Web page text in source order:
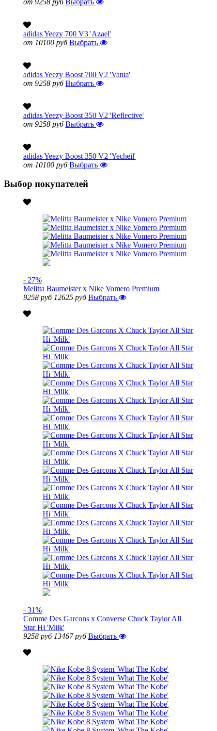
adidas Yeezy 700 V3 'Azael'
от 10100 руб Выбрать
adidas Yeezy Boost 700 V2 'Vanta'
от 9258 руб Выбрать
adidas Yeezy Boost 350 V2 'Reflective'
от 9258 руб Выбрать
adidas Yeezy Boost 350 V2 'Yecheil'
от 10100 руб Выбрать
Выбор покупателей
- 27%
Melitta Baumeister x Nike Vomero Premium
9258 руб 12625 руб Выбрать
- 31%
Comme Des Garcons x Converse Chuck Taylor All
Star Hi 'Milk'
9258 руб 13467 руб Выбрать